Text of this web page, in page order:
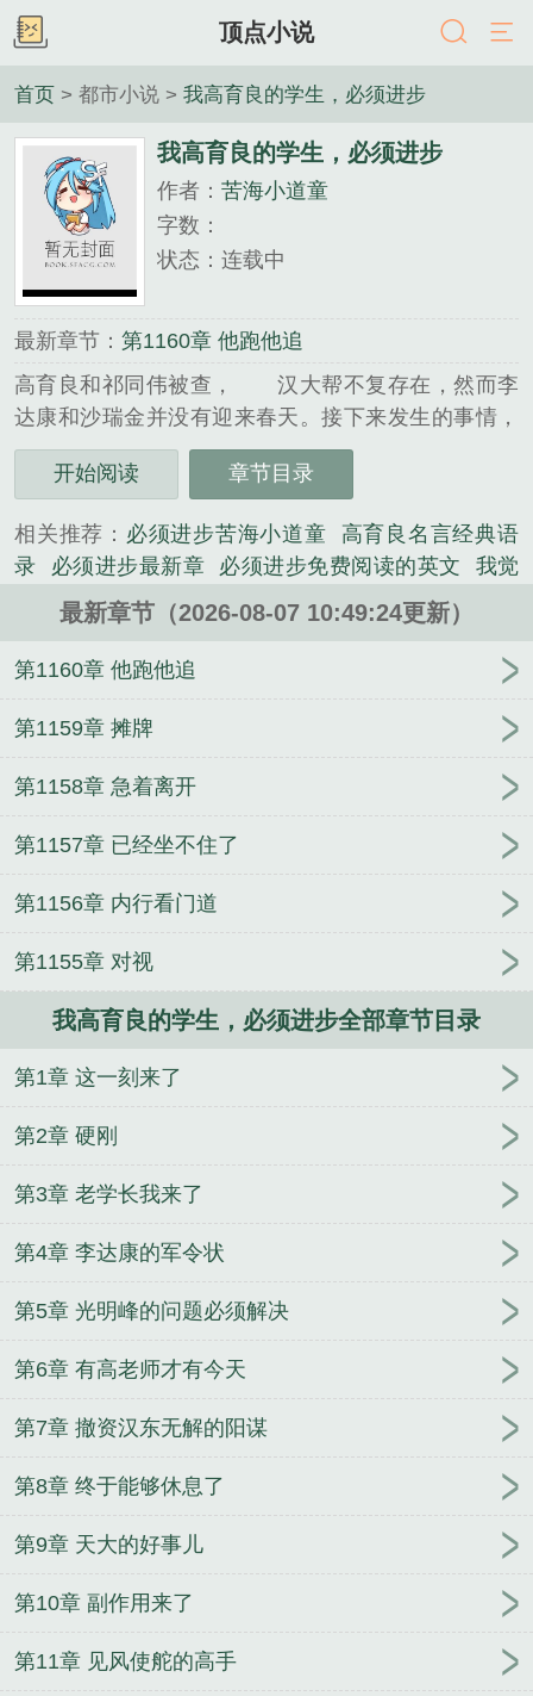
顶点小说
首页 > 都市小说 > 我高育良的学生，必须进步
我高育良的学生，必须进步
作者： 苦海小道童
字数：
状态：连载中
最新章节： 第1160章 他跑他追
高育良和祁同伟被查， 汉大帮不复存在，然而李
达康和沙瑞金并没有迎来春天。接下来发生的事情，
让两人措手不及。 富海科技京西集团飞讯科技汉
大地产等六家资产千亿的企业突然宣布停止对汉东的
《我高育良的学生，必须进步》是苦海小道童精心创
作的都市小说类小说。
开始阅读 章节目录
相关推荐： 必须进步苦海小道童
高育良名言经典语
录
必须进步最新章 必须进步免费阅读的英文
我觉
得高育良挺好的
高育良说的名言
高育良最得意的学
高育良是有魅力的 必须进步免费阅读 高育良最
出名的台词 必须进步的句子
高育良经典语录合集
局
必须进步txt
必须进步
费阅读 必须进步作者苦海小道童
必须进步 苦海小
作目标
我高育良的学生必须进步全文阅读
必须进
步
我高育良的学生
抗战之潜伏
成鬼子将军
重生98年，获得一元秒杀系统
天刀耀
世，侠义长存
重
市混日子 逆光谍影 吾与皇座之上，万年又万年
很久了 仙侠大反派，我被仙子包围了！
哨向：从万
是隐世高人，我只是个种地的
李三阳兰若音买醉遇
跳楼校花命运从此不同
凝气境如履薄冰，金丹期重
拳出击
开局被火影针对，非逼我娶纲手？
末日列
车，我靠囤货亿点点杀疯了
最新章节（2026-08-07 10:49:24更新）
第1160章 他跑他追
第1159章 摊牌
第1158章 急着离开
第1157章 已经坐不住了
第1156章 内行看门道
第1155章 对视
我高育良的学生，必须进步全部章节目录
第1章 这一刻来了
第2章 硬刚
第3章 老学长我来了
第4章 李达康的军令状
第5章 光明峰的问题必须解决
第6章 有高老师才有今天
第7章 撤资汉东无解的阳谋
第8章 终于能够休息了
第9章 天大的好事儿
第10章 副作用来了
第11章 见风使舵的高手